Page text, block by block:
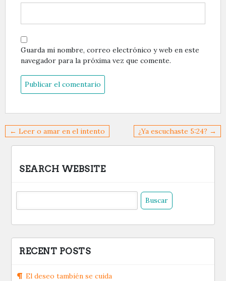
Guarda mi nombre, correo electrónico y web en este
navegador para la próxima vez que comente.
Navegación
de
← Leer o amar en el intento ¿Ya escuchaste 5:24? →
SEARCH WEBSITE
Buscar:
RECENT POSTS
El deseo también se cuida